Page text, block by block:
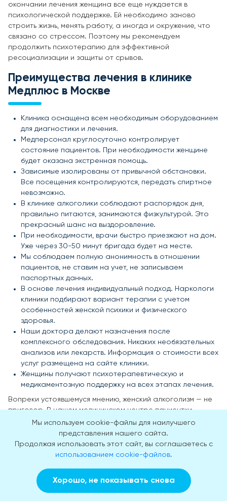
окончании лечения женщина все еще нуждается в
психологической поддержке. Ей необходимо заново
строить жизнь, менять работу, а иногда и окружение, что
связано со стрессом. Поэтому мы рекомендуем
продолжить психотерапию для эффективной
ресоциализации и защиты от срывов.
Преимущества лечения в клинике
Медплюс в Москве
Клиника оснащена всем необходимым оборудованием
для диагностики и лечения.
Медперсонал круглосуточно контролирует
состояние пациентов. При необходимости женщине
будет оказана экстренная помощь.
Зависимые изолированы от привычной обстановки.
Все посещения контролируются, передать спиртное
невозможно.
В клинике алкоголики соблюдают распорядок дня,
правильно питаются, занимаются физкультурой. Это
прекрасный шанс на выздоровление.
При необходимости, врачи быстро приезжают на дом.
Уже через 30-50 минут бригада будет на месте.
Мы соблюдаем полную анонимность в отношении
пациентов, не ставим на учет, не записываем
паспортных данных.
В основе лечения индивидуальный подход. Наркологи
клиники подбирают вариант терапии с учетом
особенностей женской психики и физического
здоровья.
Наши доктора делают назначения после
комплексного обследования. Никаких необязательных
анализов или лекарств. Информация о стоимости всех
услуг размещена на сайте клиники.
Женщины получают психотерапевтическую и
медикаментозную поддержку на всех этапах лечения.
Вопреки устоявшемуся мнению, женский алкоголизм — не
приговор. В нашем медицинском центре пациентки
получают качественное лечение на основе современных
методик и препаратов. Опытные специалисты делают все,
чтобы устранить причины болезни и вернуть зависимую к
здоровой, трезвой жизни. Если среди ваших друзей и
звоните по телефонам клиники и записывайтесь на
консультацию.
Мы используем cookie-файлы для наилучшего
представления нашего сайта.
Продолжая использовать этот сайт, вы соглашаетесь с
использованием cookie-файлов.
Хорошо, не показывать снова
Полезные курсы
Заказать звонок Вызвать врача на дом